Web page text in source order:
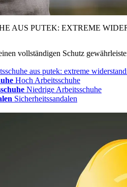
AUS PUTEK: EXTREME
vollständigen Schutz
aus putek: extreme
Hoch Arbeitsschuhe
Niedrige Arbeitsschuhe
Sicherheitssandalen